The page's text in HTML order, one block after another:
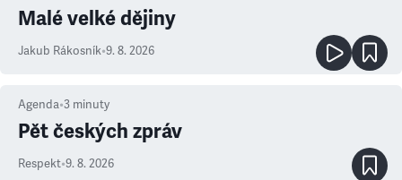
Malé velké dějiny
Jakub Rákosník•9. 8. 2026
Agenda•3 minuty
Pět českých zpráv
Respekt•9. 8. 2026